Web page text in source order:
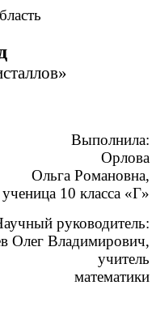
Выполнила:
Орлова
Ольга Романовна,
ученица 10 класса «Г»
руководитель:
Олег Владимирович,
учитель
математики